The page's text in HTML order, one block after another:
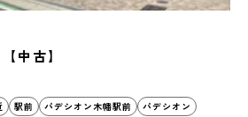
中古】
駅前 パデシオン木幡駅前
パデシオン